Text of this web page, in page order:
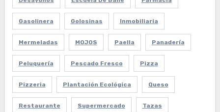
Gasolinera Golosinas Inmobiliaria
Mermeladas MOJOS Paella Panadería
Peluquería Pescado Fresco Pizza
Pizzeria Plantación Ecológica Queso
Restaurante Supermercado Tazas